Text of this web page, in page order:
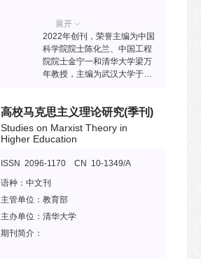
展开
2022年创刊，荣誉主编为中国
科学院院士陈化兰、中国工程
院院士金宁一和清华大学梁万
年教授，主编为武汉大学于学
发传染病监测与检验新技术，
旨在成为研究人类传染病与动
物源性传染病的一体化One
科技期刊卓越行动计划”高起点
Scopus、DOAJ、CABI、
CSCD等收录。
高校马克思主义理论研究(季刊)
Studies on Marxist Theory in
Higher Education
ISSN 2096-1170 CN 10-1349/A
语种： 中文刊
主管单位： 教育部
主办单位： 清华大学
期刊简介：